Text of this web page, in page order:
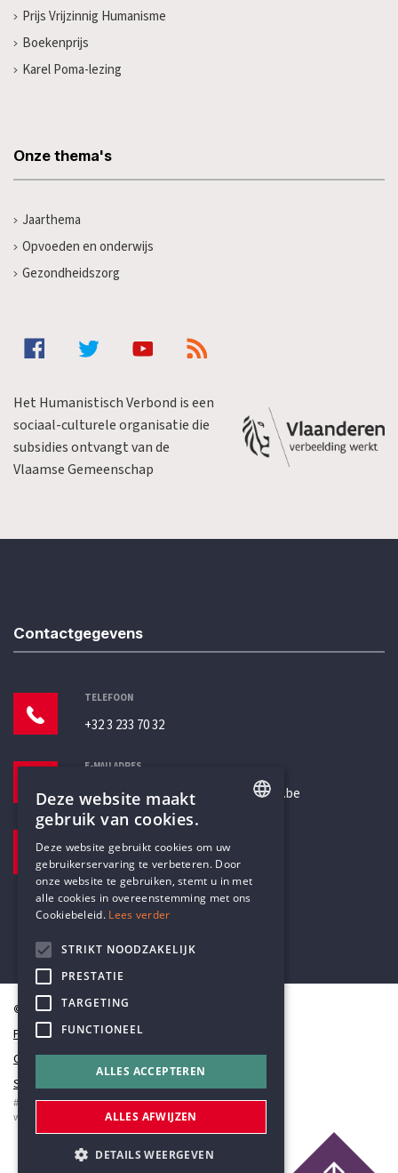
Prijs Vrijzinnig Humanisme
Boekenprijs
Karel Poma-lezing
Onze thema's
Jaarthema
Opvoeden en onderwijs
Gezondheidszorg
Het Humanistisch Verbond is een
sociaal-culturele organisatie die
subsidies ontvangt van de
Vlaamse Gemeenschap
Contactgegevens
TELEFOON
+32 3 233 70 32
E-MAILADRES
secretariaat@humanistischverbond.be
Pottenbrug 4
Antwerpen, 2000
© Humanistisch Verbond 2026
Privacy
Cookiestatement
Sitemap
#codedwithlove byCodelines
webapplicaties
mobiele apps&maatwerk websites
DUTCH
Deze website maakt
gebruik van cookies.
Deze website gebruikt cookies om uw
gebruikerservaring te verbeteren. Door
onze website te gebruiken, stemt u in met
alle cookies in overeenstemming met ons
Cookiebeleid. Lees verder
STRIKT NOODZAKELIJK
PRESTATIE
TARGETING
FUNCTIONEEL
ALLES ACCEPTEREN
ALLES AFWIJZEN
DETAILS WEERGEVEN